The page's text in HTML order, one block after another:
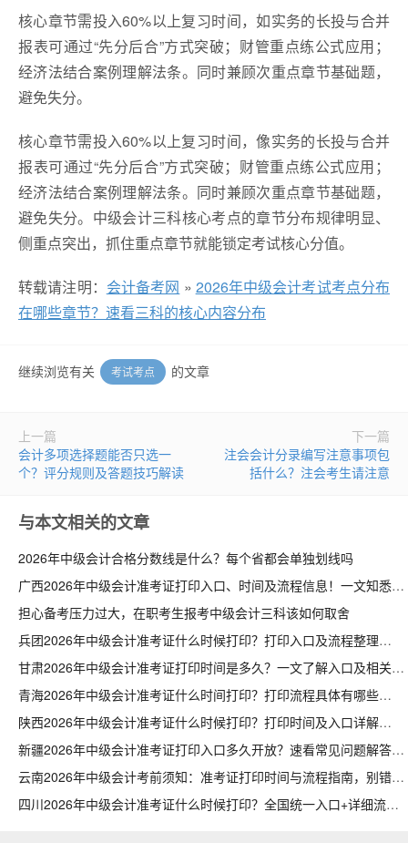
核心章节需投入60%以上复习时间，如实务的长投与合并
报表可通过“先分后合”方式突破；财管重点练公式应用；
经济法结合案例理解法条。同时兼顾次重点章节基础题，
避免失分。
核心章节需投入60%以上复习时间，像实务的长投与合并
报表可通过“先分后合”方式突破；财管重点练公式应用；
经济法结合案例理解法条。同时兼顾次重点章节基础题，
避免失分。中级会计三科核心考点的章节分布规律明显、
侧重点突出，抓住重点章节就能锁定考试核心分值。
转载请注明： 会计备考网 » 2026年中级会计考试考点分布
在哪些章节？速看三科的核心内容分布
继续浏览有关 考试考点 的文章
上一篇
会计多项选择题能否只选一
个？评分规则及答题技巧解读
下一篇
注会会计分录编写注意事项包
括什么？注会考生请注意
与本文相关的文章
2026年中级会计合格分数线是什么？每个省都会单独划线吗
广西2026年中级会计准考证打印入口、时间及流程信息！一文知悉
担心备考压力过大，在职考生报考中级会计三科该如何取舍
兵团2026年中级会计准考证什么时候打印？打印入口及流程整理
甘肃2026年中级会计准考证打印时间是多久？一文了解入口及相关流程
青海2026年中级会计准考证什么时间打印？打印流程具体有哪些
陕西2026年中级会计准考证什么时候打印？打印时间及入口详解
新疆2026年中级会计准考证打印入口多久开放？速看常见问题解答
云南2026年中级会计考前须知：准考证打印时间与流程指南，别错过
四川2026年中级会计准考证什么时候打印？全国统一入口+详细流程